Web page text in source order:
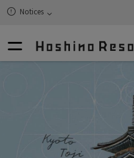
Notices